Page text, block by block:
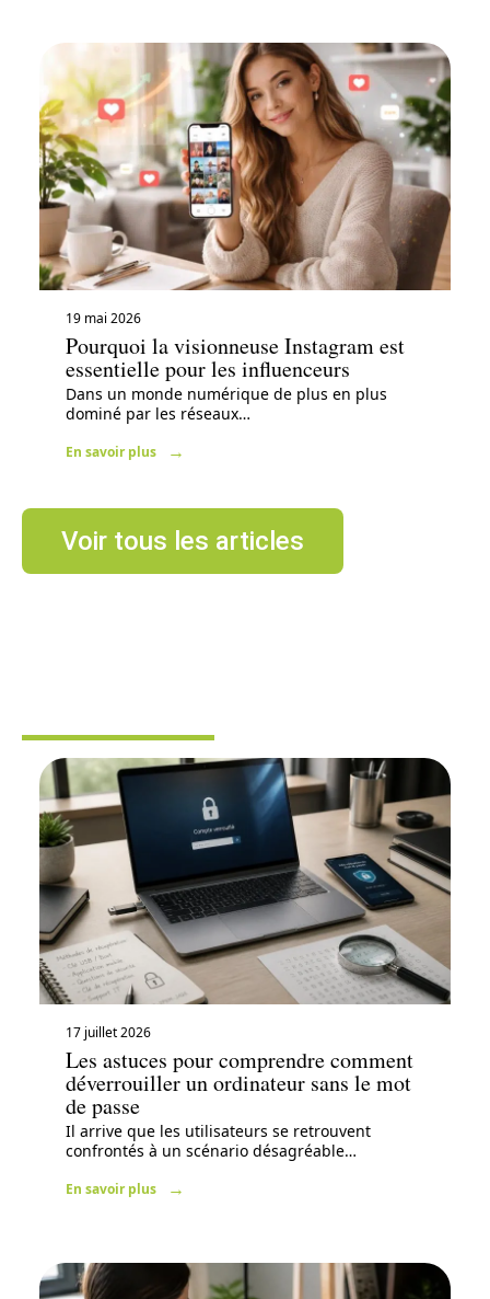
19 mai 2026
Pourquoi la visionneuse Instagram est
essentielle pour les influenceurs
Dans un monde numérique de plus en plus
dominé par les réseaux…
En savoir plus
Voir tous les articles
17 juillet 2026
Les astuces pour comprendre comment
déverrouiller un ordinateur sans le mot
de passe
Il arrive que les utilisateurs se retrouvent
confrontés à un scénario désagréable…
En savoir plus